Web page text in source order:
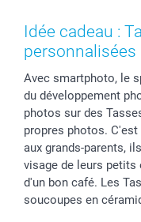
Stickers & Etiquettes
Cadres photo,
Dénicheur d'idées
Naissance & baptême
Fête des Pères
Rentrée des classes
Communion
Saint-Valentin
Vacances
Conditions
Droit de rétraction
Conditions générales
Vie privée
Gestion des cookies
Tarifs
Investisseurs
Droit de rétractation
smartgarantie
smartbonus
Modes de paiement
Modes de livraison
Grandes Quantités
Statut de ma
Idée cadeau :
Avec smartphoto, le
du développement
photos sur des
propres photos.
aux grands-parents,
visage de leurs petits
d'un bon café. Les
soucoupes en